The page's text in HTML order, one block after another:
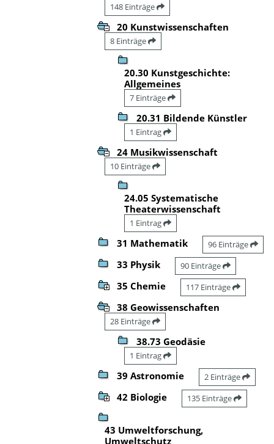
148 Einträge
20 Kunstwissenschaften
8 Einträge
20.30 Kunstgeschichte:
Allgemeines
7 Einträge
20.31 Bildende Künstler
1 Eintrag
24 Musikwissenschaft
10 Einträge
24.05 Systematische
Theaterwissenschaft
1 Eintrag
31 Mathematik 96 Einträge
33 Physik 90 Einträge
35 Chemie 117 Einträge
38 Geowissenschaften
28 Einträge
38.73 Geodäsie
1 Eintrag
39 Astronomie 2 Einträge
42 Biologie 135 Einträge
43 Umweltforschung,
Umweltschutz